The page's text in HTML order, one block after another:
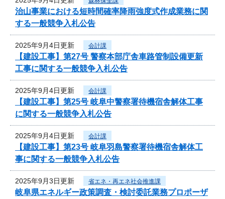
治山事業における短時間確率降雨強度式作成業務に関
する一般競争入札公告
2025年9月4日更新 会計課
【建設工事】第27号 警察本部庁舎車路管制設備更新
工事に関する一般競争入札公告
2025年9月4日更新 会計課
【建設工事】第25号 岐阜中警察署待機宿舎解体工事
に関する一般競争入札公告
2025年9月4日更新 会計課
【建設工事】第23号 岐阜羽島警察署待機宿舎解体工
事に関する一般競争入札公告
2025年9月3日更新 省エネ・再エネ社会推進課
岐阜県エネルギー政策調査・検討委託業務プロポーザ